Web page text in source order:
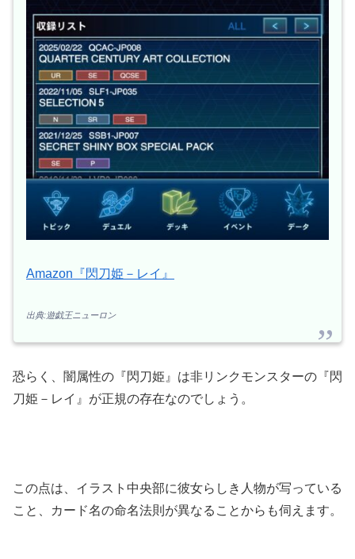
Amazon『閃刀姫－レイ』
出典:遊戯王ニューロン
恐らく、闇属性の『閃刀姫』は非リンクモンスターの『閃
刀姫－レイ』が正規の存在なのでしょう。
この点は、イラスト中央部に彼女らしき人物が写っている
こと、カード名の命名法則が異なることからも伺えます。